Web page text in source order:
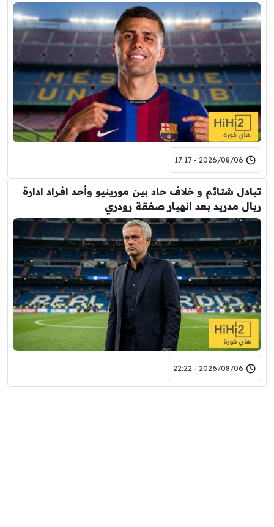
2026/08/06 - 17:17
تبادل شتائم و خلاف حاد بين مورينيو وأحد افراد ادارة
ريال مدريد بعد انهيار صفقة رودري
2026/08/06 - 22:22